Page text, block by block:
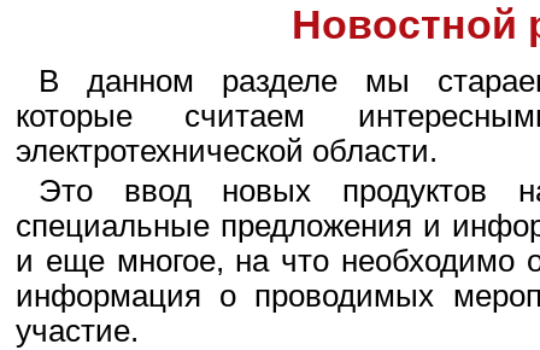
Новостной
В данном разделе мы
которые считаем
электротехнической области.
Это ввод новых продуктов
специальные предложения и
и еще многое, на что необходимо
информация о проводимых
участие.